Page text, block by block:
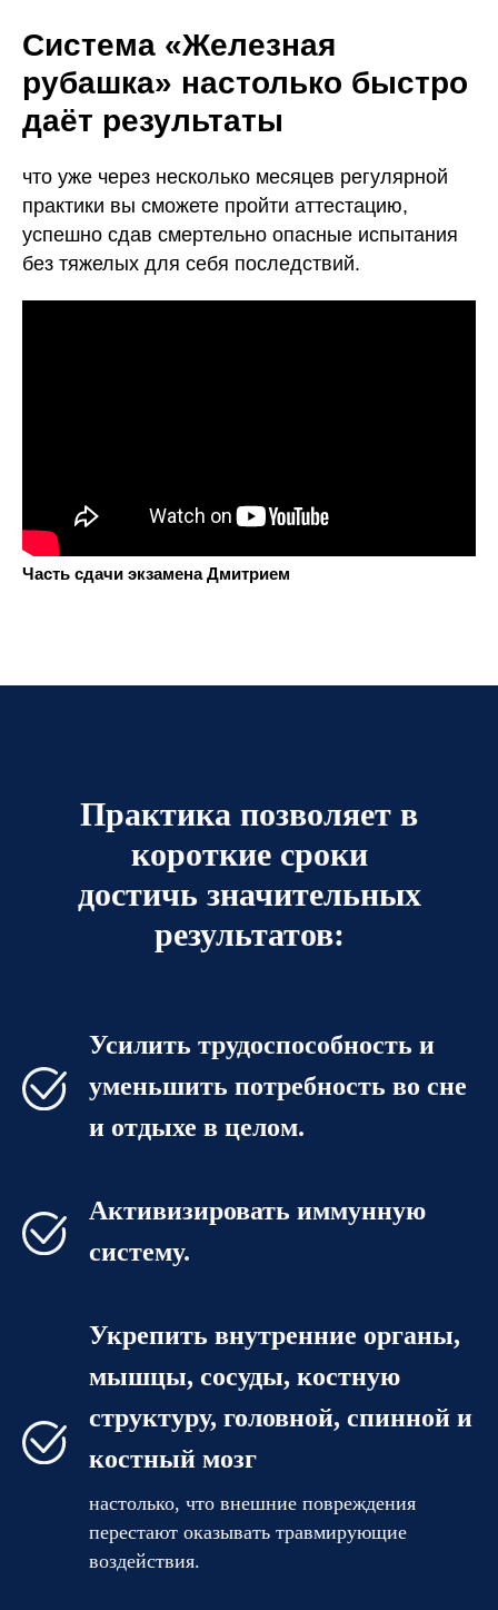
Система «Железная
рубашка» настолько быстро
даёт результаты
что уже через несколько месяцев регулярной
практики вы сможете пройти аттестацию,
успешно сдав смертельно опасные испытания
без тяжелых для себя последствий.
Часть сдачи экзамена Дмитрием
Практика позволяет в
короткие сроки
достичь значительных
результатов:
Усилить трудоспособность и
уменьшить потребность во сне
и отдыхе в целом.
Активизировать иммунную
систему.
Укрепить внутренние органы,
мышцы, сосуды, костную
структуру, головной, спинной и
костный мозг
настолько, что внешние повреждения
перестают оказывать травмирующие
воздействия.